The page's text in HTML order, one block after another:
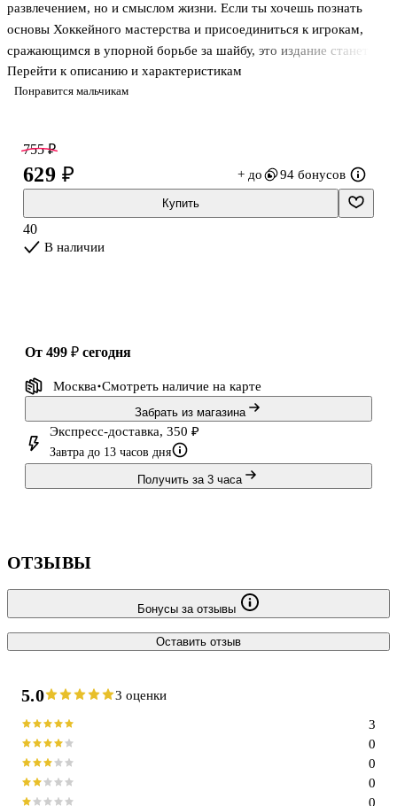
Понравится мальчикам
развлечением, но и смыслом жизни. Если ты хочешь познать
основы Хоккейного мастерства и присоединиться к игрокам,
сражающимся в упорной борьбе за шайбу, это издание станет
для тебя незаменимым практическим руководством. Ведь здесь
подробно описываются правила этой командной игры,
вести себя в защите и на что обратить внимание, играя в роли
нападающего.
Из этой книги ты узнаешь, как правильно наносить удары по
шайбе и управлять ею с помощью коньков, каковы правил
Перейти к описанию и характеристикам
755 ₽
629 ₽ + до 94 бонусов
Купить
40
В наличии
от 499 ₽ сегодня
Москва Смотреть наличие на карте
Забрать из магазина
Экспресс-доставка, 350 ₽
Завтра до 13 часов дня
Получить за 3 часа
ОТЗЫВЫ
Бонусы за отзывы
Оставить отзыв
5.0 3 оценки
0
0
0
0
3